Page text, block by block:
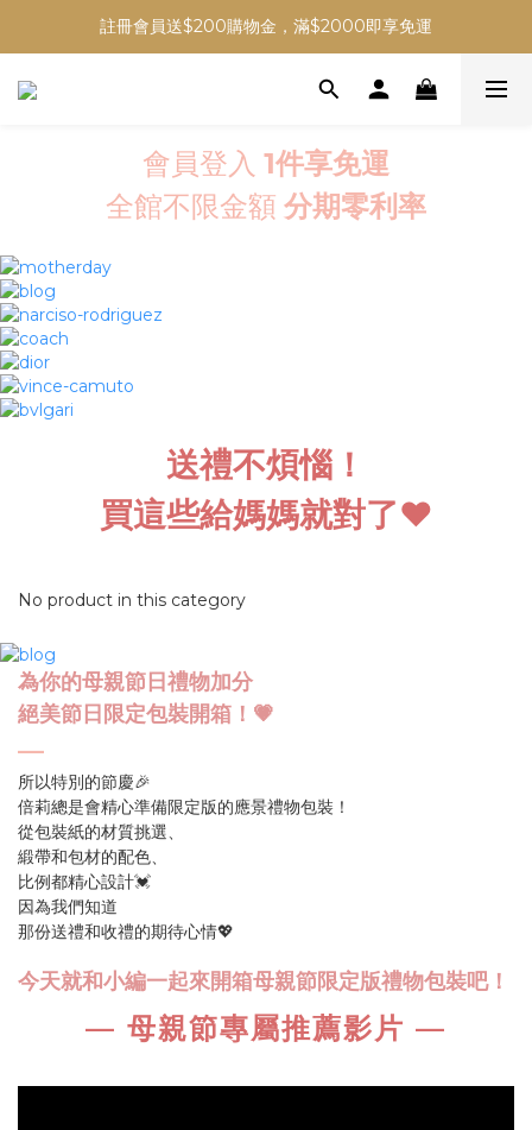
註冊會員送$200購物金，滿$2000即享免運
會員登入 1件享免運
全館不限金額 分期零利率
送禮不煩惱！
買這些給媽媽就對了❤
No product in this category
為你的母親節日禮物加分
絕美節日限定包裝開箱！ 💗
—
所以特別的節慶🎉
倍莉總是會精心準備限定版的應景禮物包裝！
從包裝紙的材質挑選、
緞帶和包材的配色、
比例都精心設計💓
因為我們知道
那份送禮和收禮的期待心情💖
今天就和小編一起來開箱母親節限定版禮物包裝吧！
— 母親節專屬推薦影片 —